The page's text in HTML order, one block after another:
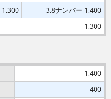
1,300 3,8ナンバー 1,400
1,300
1,400
400